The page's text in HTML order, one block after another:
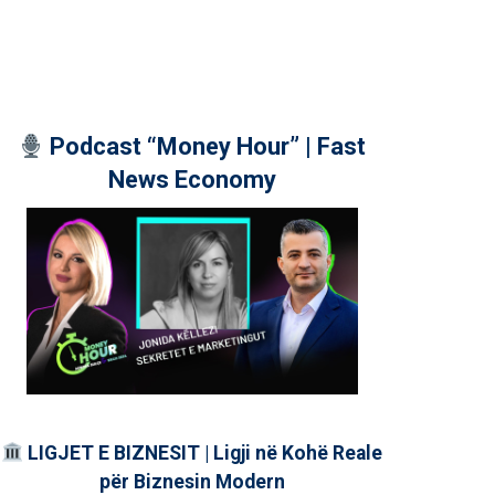
Podcast “Money Hour” | Fast
News Economy
LIGJET E BIZNESIT | Ligji në Kohë Reale
për Biznesin Modern